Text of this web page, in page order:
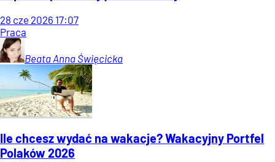
28 cze 2026 17:07
Praca
Beata Anna Święcicka
Ile chcesz wydać na wakacje? Wakacyjny Portfel
Polaków 2026